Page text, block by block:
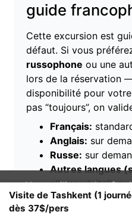
guide
Cette excursion est
défaut. Si vous
russophone ou une
lors de la réservation
disponibilité pour
pas “toujours”, on
Français:
Anglais: sur
Russe: sur
Autres langues
allemand, italien,
chinois, turc
Visite de Tashkent (1
dès 37$/pers
Nous utilisons des